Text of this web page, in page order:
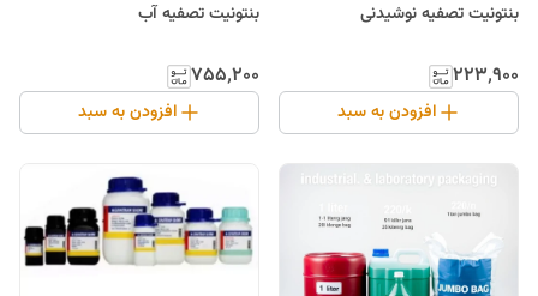
بنتونیت تصفیه نوشیدنی
۲۲۳٬۹۰۰
افزودن به سبد
بنتونیت تصفیه آب
۷۵۵٬۲۰۰
افزودن به سبد